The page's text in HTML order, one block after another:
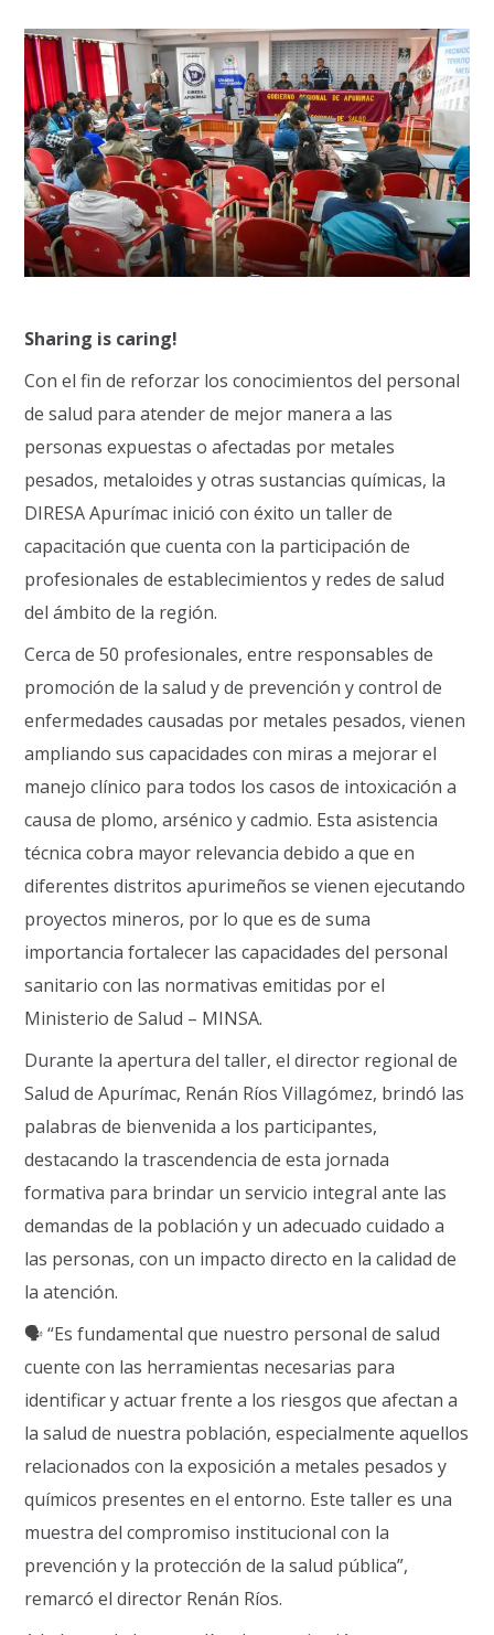
Sharing is caring!
Con el fin de reforzar los conocimientos del personal
de salud para atender de mejor manera a las
personas expuestas o afectadas por metales
pesados, metaloides y otras sustancias químicas, la
DIRESA Apurímac inició con éxito un taller de
capacitación que cuenta con la participación de
profesionales de establecimientos y redes de salud
del ámbito de la región.
Cerca de 50 profesionales, entre responsables de
promoción de la salud y de prevención y control de
enfermedades causadas por metales pesados, vienen
ampliando sus capacidades con miras a mejorar el
manejo clínico para todos los casos de intoxicación a
causa de plomo, arsénico y cadmio. Esta asistencia
técnica cobra mayor relevancia debido a que en
diferentes distritos apurimeños se vienen ejecutando
proyectos mineros, por lo que es de suma
importancia fortalecer las capacidades del personal
sanitario con las normativas emitidas por el
Ministerio de Salud – MINSA.
Durante la apertura del taller, el director regional de
Salud de Apurímac, Renán Ríos Villagómez, brindó las
palabras de bienvenida a los participantes,
destacando la trascendencia de esta jornada
formativa para brindar un servicio integral ante las
demandas de la población y un adecuado cuidado a
las personas, con un impacto directo en la calidad de
la atención.
🗣 “Es fundamental que nuestro personal de salud
cuente con las herramientas necesarias para
identificar y actuar frente a los riesgos que afectan a
la salud de nuestra población, especialmente aquellos
relacionados con la exposición a metales pesados y
químicos presentes en el entorno. Este taller es una
muestra del compromiso institucional con la
prevención y la protección de la salud pública”,
remarcó el director Renán Ríos.